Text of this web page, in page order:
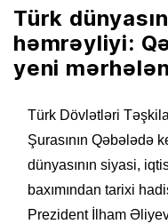
Türk
həmrəyliyi:
yeni
Türk Dövlətləri
Şurasının Qəbələdə
dünyasının siyasi,
baxımından tarixi
Prezident İlham